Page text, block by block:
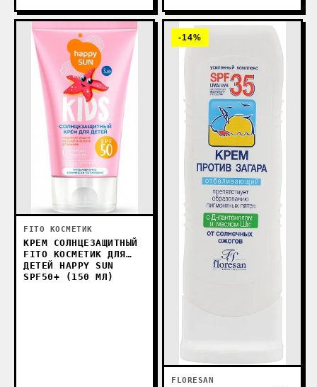
FITO КОСМЕТИК
КРЕМ СОЛНЦЕЗАЩИТНЫЙ
FITO КОСМЕТИК ДЛЯ
ДЕТЕЙ HAPPY SUN
SPF50+ (150 МЛ)
-14%
FLORESAN